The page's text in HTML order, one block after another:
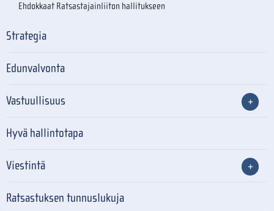
Ehdokkaat Ratsastajainliiton hallitukseen
Strategia
Edunvalvonta
Vastuullisuus
Hyvä hallintotapa
Viestintä
Ratsastuksen tunnuslukuja